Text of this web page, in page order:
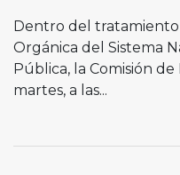
Dentro del tratamiento
Orgánica del Sistema
Pública, la Comisión
martes, a las...